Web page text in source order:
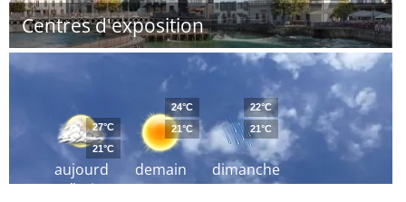
Centres d'exposition
aujourd
´hui
27°C
21°C
demain
24°C
21°C
dimanche
22°C
21°C